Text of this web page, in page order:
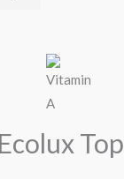
Top